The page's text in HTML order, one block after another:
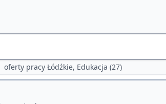
oferty pracy Łódźkie, Edukacja (27)